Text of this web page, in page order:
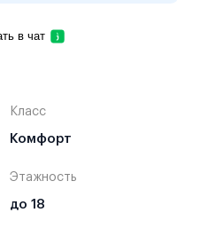
в чат
Класс
Комфорт
Этажность
до 18